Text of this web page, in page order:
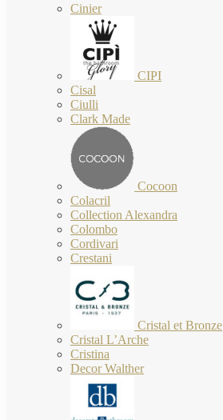
Cinier
CIPI
Cisal
Ciulli
Clark Made
Cocoon
Colacril
Collection Alexandra
Colombo
Cordivari
Crestani
Cristal et Bronze
Cristal L’Arche
Cristina
Decor Walther